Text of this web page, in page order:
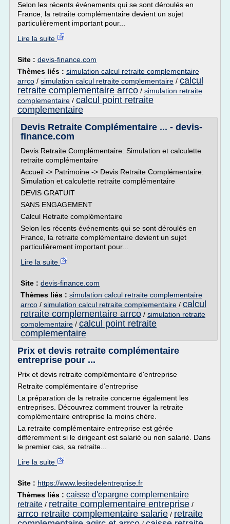
Selon les récents événements qui se sont déroulés en
France, la retraite complémentaire devient un sujet
particulièrement important pour...
Lire la suite
Site : devis-finance.com
Thèmes liés : simulation calcul retraite complementaire
arrco / simulation calcul retraite complementaire / calcul
retraite complementaire arrco / simulation retraite
complementaire / calcul point retraite
complementaire
Devis Retraite Complémentaire ... - devis-
finance.com
Devis Retraite Complémentaire: Simulation et calculette
retraite complémentaire
Accueil -> Patrimoine -> Devis Retraite Complémentaire:
Simulation et calculette retraite complémentaire
DEVIS GRATUIT
SANS ENGAGEMENT
Calcul Retraite complémentaire
Selon les récents événements qui se sont déroulés en
France, la retraite complémentaire devient un sujet
particulièrement important pour...
Lire la suite
Site : devis-finance.com
Thèmes liés : simulation calcul retraite complementaire
arrco / simulation calcul retraite complementaire / calcul
retraite complementaire arrco / simulation retraite
complementaire / calcul point retraite
complementaire
Prix et devis retraite complémentaire
entreprise pour ...
Prix et devis retraite complémentaire d'entreprise
Retraite complémentaire d'entreprise
La préparation de la retraite concerne également les
entreprises. Découvrez comment trouver la retraite
complémentaire entreprise la moins chère.
La retraite complémentaire entreprise est gérée
différemment si le dirigeant est salarié ou non salarié. Dans
le premier cas, sa retraite...
Lire la suite
Site : https://www.lesitedelentreprise.fr
Thèmes liés : caisse d'epargne complementaire
retraite / retraite complementaire entreprise /
arrco retraite complementaire salarie / retraite